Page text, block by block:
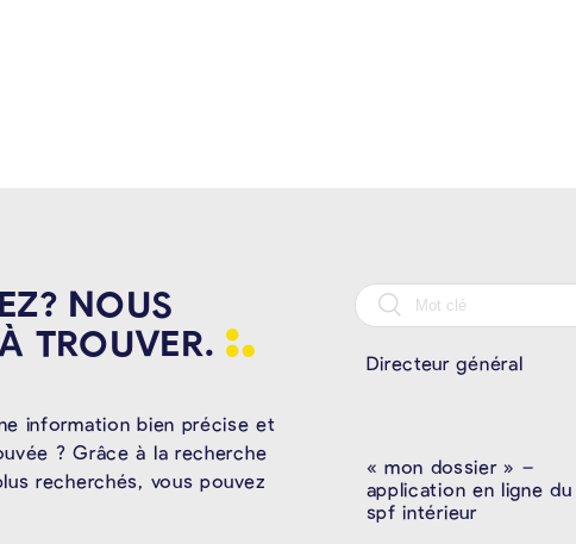
NOUS
TROUVER.
information bien précise et
? Grâce à la recherche
recherchés, vous pouvez
Directeur général
« mon dossier » –
application en ligne du
spf intérieur